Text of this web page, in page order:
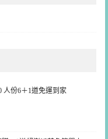
人份6＋1道免運到家